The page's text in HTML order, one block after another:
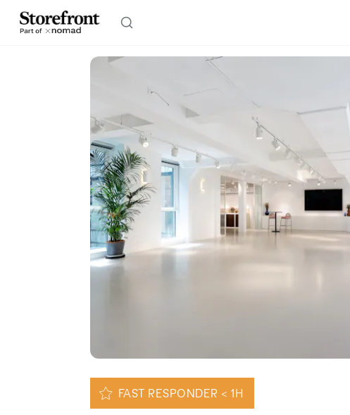
FAST RESPONDER < 1H